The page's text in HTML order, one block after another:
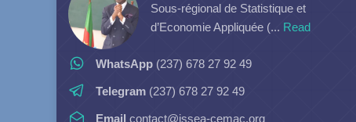
Sous-régional de Statistique et
d’Economie Appliquée (... Read
WhatsApp (237) 678 27 92 49
Telegram (237) 678 27 92 49
Email contact@issea-cemac.org